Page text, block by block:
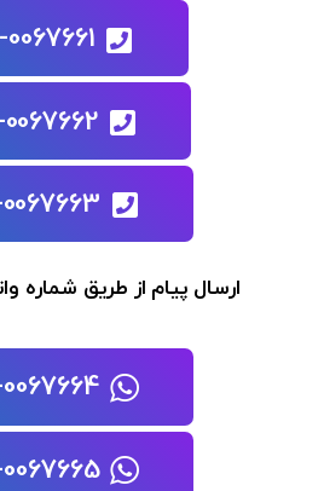
0067661
0067662
0067663
ارسال پیام از طریق شماره
0067664
0067665